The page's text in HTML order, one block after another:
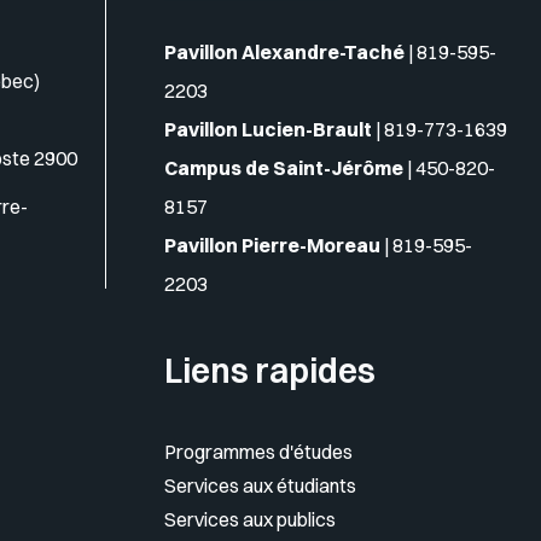
2900
Pavillon Alexandre-Taché |819-595-
2203
Pavillon Lucien-Brault |819-773-1639
Campus de Saint-Jérôme |450-820-
8157
Pavillon Pierre-Moreau |819-595-
2203
Liens rapides
Programmes d'études
Services aux étudiants
Services aux publics